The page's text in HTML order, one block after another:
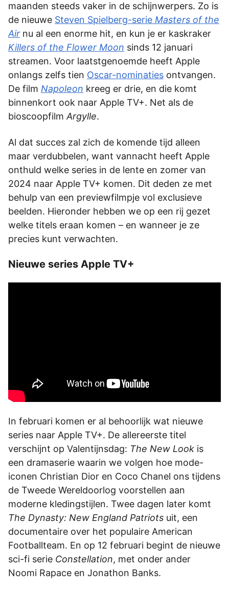
maanden steeds vaker in de schijnwerpers. Zo is
de nieuwe Steven Spielberg-serie Masters of the
Air nu al een enorme hit, en kun je er kaskraker
Killers of the Flower Moon sinds 12 januari
streamen. Voor laatstgenoemde heeft Apple
onlangs zelfs tien Oscar-nominaties ontvangen.
De film Napoleon kreeg er drie, en die komt
binnenkort ook naar Apple TV+. Net als de
bioscoopfilm Argylle.
Al dat succes zal zich de komende tijd alleen
maar verdubbelen, want vannacht heeft Apple
onthuld welke series in de lente en zomer van
2024 naar Apple TV+ komen. Dit deden ze met
behulp van een previewfilmpje vol exclusieve
beelden. Hieronder hebben we op een rij gezet
welke titels eraan komen – en wanneer je ze
precies kunt verwachten.
Nieuwe series Apple TV+
In februari komen er al behoorlijk wat nieuwe
series naar Apple TV+. De allereerste titel
verschijnt op Valentijnsdag: The New Look is
een dramaserie waarin we volgen hoe mode-
iconen Christian Dior en Coco Chanel ons tijdens
de Tweede Wereldoorlog voorstellen aan
moderne kledingstijlen. Twee dagen later komt
The Dynasty: New England Patriots uit, een
documentaire over het populaire American
Footballteam. En op 12 februari begint de nieuwe
sci-fi serie Constellation, met onder ander
Noomi Rapace en Jonathon Banks.